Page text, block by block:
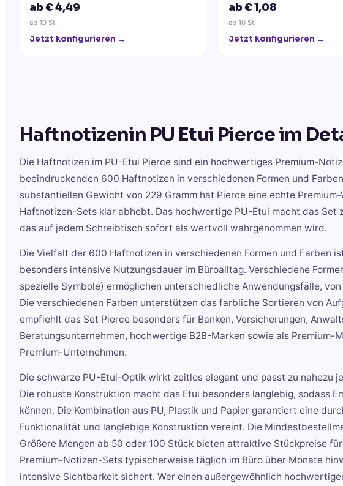
ab € 4,49
ab 10 St.
Jetzt konfigurieren →
ab € 1,08
ab 10 St.
Jetzt konfigurieren →
Haftnotizenin PU Etui Pierceim
Die Haftnotizen im PU-Etui Pierce sind ein hochwertiges Premium-
beeindruckenden 600 Haftnotizen in verschiedenen Formen und
substantiellen Gewicht von 229 Gramm hat Pierce eine echte
Haftnotizen-Sets klar abhebt. Das hochwertige PU-Etui macht das
das auf jedem Schreibtisch sofort als wertvoll wahrgenommen wird.
Die Vielfalt der 600 Haftnotizen in verschiedenen Formen und Farben
besonders intensive Nutzungsdauer im Büroalltag. Verschiedene
spezielle Symbole) ermöglichen unterschiedliche Anwendungsfälle,
Die verschiedenen Farben unterstützen das farbliche Sortieren von
empfiehlt das Set Pierce besonders für Banken, Versicherungen,
Beratungsunternehmen, hochwertige B2B-Marken sowie als
Premium-Unternehmen.
Die schwarze PU-Etui-Optik wirkt zeitlos elegant und passt zu nahezu
Die robuste Konstruktion macht das Etui besonders langlebig, sodass
können. Die Kombination aus PU, Plastik und Papier garantiert eine
Funktionalität und langlebige Konstruktion vereint. Die
Größere Mengen ab 50 oder 100 Stück bieten attraktive Stückpreise
Premium-Notizen-Sets typischerweise täglich im Büro über Monate
intensive Sichtbarkeit sichert. Wer einen außergewöhnlich